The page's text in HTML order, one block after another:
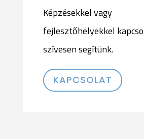
Képzésekkel vagy
fejlesztőhelyekkel
szívesen segítünk.
KAPCSOLAT